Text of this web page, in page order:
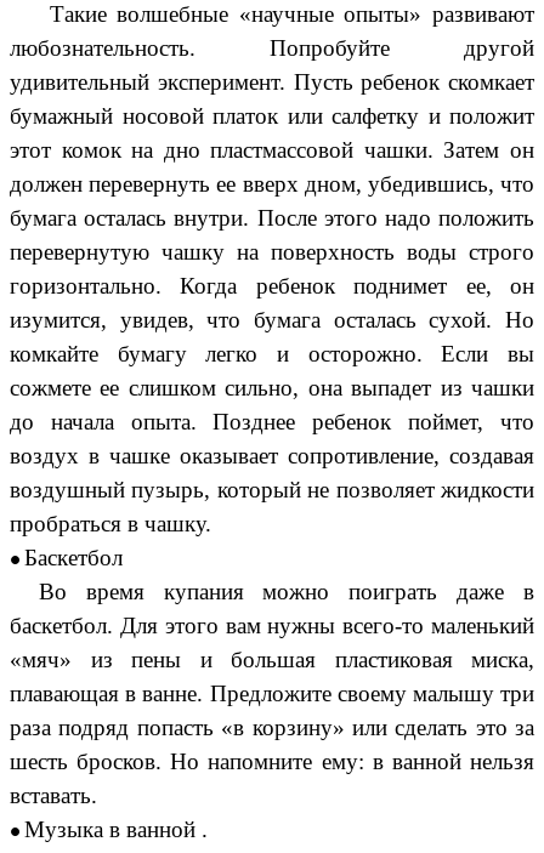
Такие волшебные «научные опыты» развивают
любознательность. Попробуйте другой
удивительный эксперимент. Пусть ребенок скомкает
бумажный носовой платок или салфетку и положит
этот комок на дно пластмассовой чашки. Затем он
должен перевернуть ее вверх дном, убедившись, что
бумага осталась внутри. После этого надо положить
перевернутую чашку на поверхность воды строго
горизонтально. Когда ребенок поднимет ее, он
изумится, увидев, что бумага осталась сухой. Но
комкайте бумагу легко и осторожно. Если вы
сожмете ее слишком сильно, она выпадет из чашки
до начала опыта. Позднее ребенок поймет, что
воздух в чашке оказывает сопротивление, создавая
воздушный пузырь, который не позволяет жидкости
пробраться в чашку.
Баскетбол
Во время купания можно поиграть даже в
баскетбол. Для этого вам нужны всего-то маленький
«мяч» из пены и большая пластиковая миска,
плавающая в ванне. Предложите своему малышу три
раза подряд попасть «в корзину» или сделать это за
шесть бросков. Но напомните ему: в ванной нельзя
вставать.
Музыка в ванной .